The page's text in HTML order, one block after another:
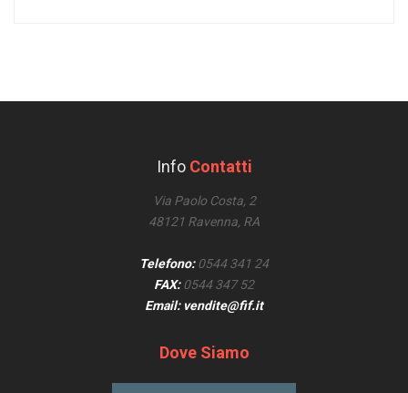
Info Contatti
Via Paolo Costa, 2
48121 Ravenna, RA
Telefono:0544 341 24
FAX:0544 347 52
Email: vendite@fif.it
Dove Siamo